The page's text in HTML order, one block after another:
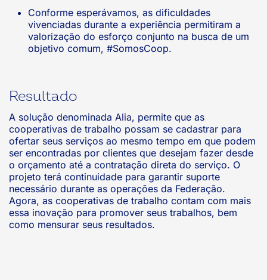
Conforme esperávamos, as dificuldades
vivenciadas durante a experiência permitiram a
valorização do esforço conjunto na busca de um
objetivo comum, #SomosCoop.
Resultado
A solução denominada Alia, permite que as
cooperativas de trabalho possam se cadastrar para
ofertar seus serviços ao mesmo tempo em que podem
ser encontradas por clientes que desejam fazer desde
o orçamento até a contratação direta do serviço. O
projeto terá continuidade para garantir suporte
necessário durante as operações da Federação.
Agora, as cooperativas de trabalho contam com mais
essa inovação para promover seus trabalhos, bem
como mensurar seus resultados.